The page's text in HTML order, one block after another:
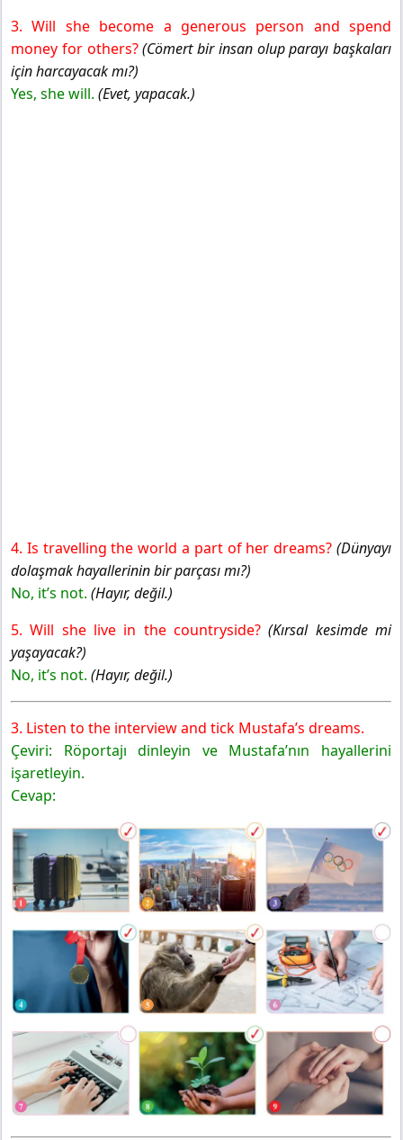
3. Will she become a generous person and spend
money for others?(Cömert bir insan olup parayı başkaları
için harcayacak mı?)
Yes, she will. (Evet, yapacak.)
4. Is travelling the world a part of her dreams? (Dünyayı
dolaşmak hayallerinin bir parçası mı?)
No, it’s not. (Hayır, değil.)
5. Will she live in the countryside?(Kırsal kesimde mi
yaşayacak?)
No, it’s not. (Hayır, değil.)
3. Listen to the interview and tick Mustafa’s dreams.
Çeviri: Röportajı dinleyin ve Mustafa’nın hayallerini
işaretleyin.
Cevap: